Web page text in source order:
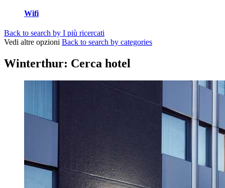
Wifi
Back to search by I più ricercati
Vedi altre opzioni Back to search by categories
Winterthur: Cerca hotel